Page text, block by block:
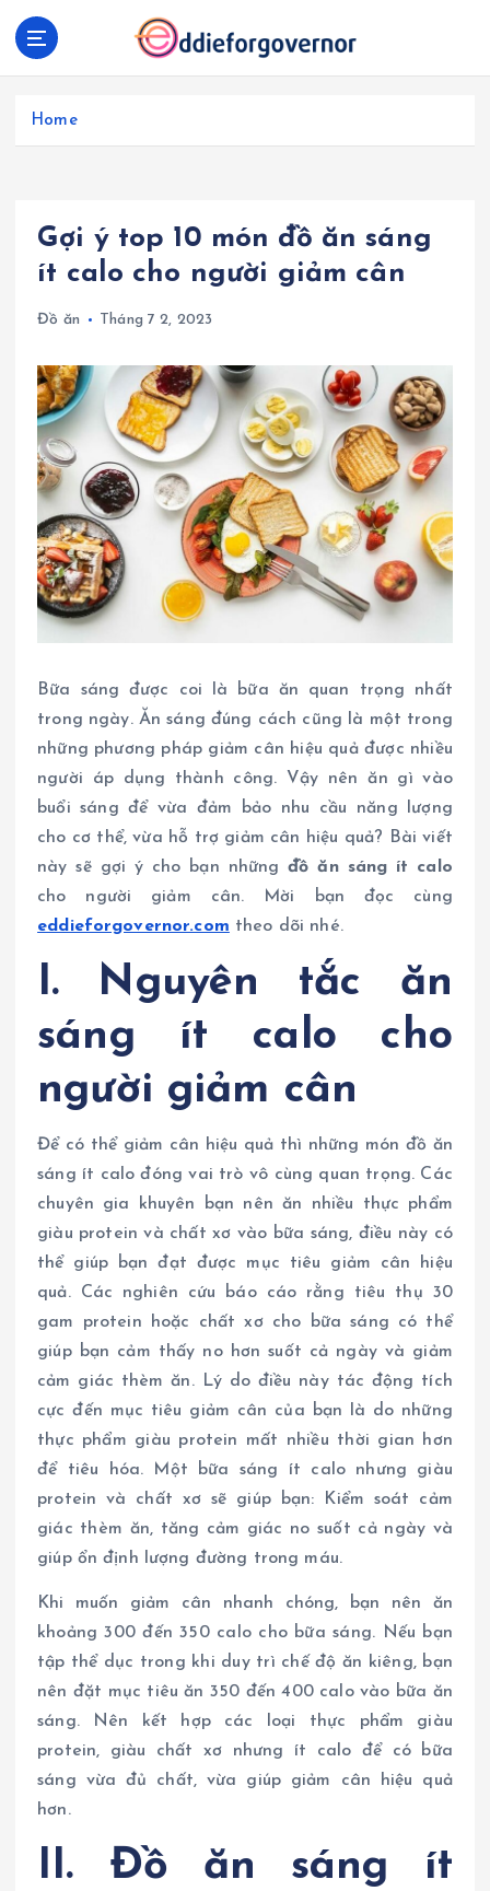
Home
Gợi ý top 10 món đồ ăn sáng
ít calo cho người giảm cân
Đồ ăn Tháng 7 2, 2023
Bữa sáng được coi là bữa ăn quan trọng nhất
trong ngày. Ăn sáng đúng cách cũng là một trong
những phương pháp giảm cân hiệu quả được nhiều
người áp dụng thành công. Vậy nên ăn gì vào
buổi sáng để vừa đảm bảo nhu cầu năng lượng
cho cơ thể, vừa hỗ trợ giảm cân hiệu quả? Bài viết
này sẽ gợi ý cho bạn nhữngđồ ăn sáng ít calo
cho người giảm cân. Mời bạn đọc cùng
eddieforgovernor.com theo dõi nhé.
I. Nguyên tắc ăn
sáng ít calo cho
người giảm cân
Để có thể giảm cân hiệu quả thì những món đồ ăn
sáng ít calo đóng vai trò vô cùng quan trọng. Các
chuyên gia khuyên bạn nên ăn nhiều thực phẩm
giàu protein và chất xơ vào bữa sáng, điều này có
thể giúp bạn đạt được mục tiêu giảm cân hiệu
quả. Các nghiên cứu báo cáo rằng tiêu thụ 30
gam protein hoặc chất xơ cho bữa sáng có thể
giúp bạn cảm thấy no hơn suốt cả ngày và giảm
cảm giác thèm ăn. Lý do điều này tác động tích
cực đến mục tiêu giảm cân của bạn là do những
thực phẩm giàu protein mất nhiều thời gian hơn
để tiêu hóa. Một bữa sáng ít calo nhưng giàu
protein và chất xơ sẽ giúp bạn: Kiểm soát cảm
giác thèm ăn, tăng cảm giác no suốt cả ngày và
giúp ổn định lượng đường trong máu.
Khi muốn giảm cân nhanh chóng, bạn nên ăn
khoảng 300 đến 350 calo cho bữa sáng. Nếu bạn
tập thể dục trong khi duy trì chế độ ăn kiêng, bạn
nên đặt mục tiêu ăn 350 đến 400 calo vào bữa ăn
sáng. Nên kết hợp các loại thực phẩm giàu
protein, giàu chất xơ nhưng ít calo để có bữa
sáng vừa đủ chất, vừa giúp giảm cân hiệu quả
hơn.
II. Đồ ăn sáng ít